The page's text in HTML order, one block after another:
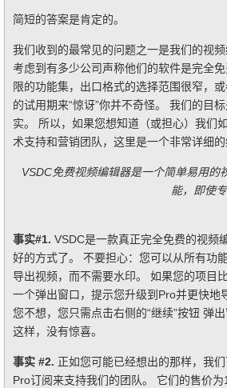
简短的答案是肯定的。
我们收到的最常见的问题之一是我们的视频
考虑到有多少公司声称他们的软件是完全
限的功能集，出口格式的选择范围很窄，
的试用期来“惊讶”你并不奇怪。 我们的目
实。 所以，如果您想知道（或担心）我们
术支持和营销团队，这里是一个非常详细的
VSDC免费视频编辑器是一个简单易用的
能，即使
事实#1. VSDC是一款真正完全免费的视频
好的方式了。 不要担心：您可以从所有功
导出视频，而不需要水印。 如果您的项目
一个弹出窗口，提示您升级到Pro并更快地
您不想，您只需点击右侧的“继续”按钮 弹
这样，没有惊喜。
事实 #2. 正如您可能已经想出的那样，我
Pro订阅来支持我们的团队。 它们的售价